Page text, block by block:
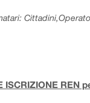
ISCRIZIONE REN